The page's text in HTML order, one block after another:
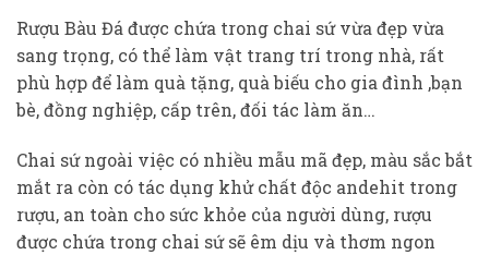
Rượu Bàu Đá được chứa trong chai sứ vừa đẹp vừa
sang trọng, có thể làm vật trang trí trong nhà, rất
phù hợp để làm quà tặng, quà biếu cho gia đình ,bạn
bè, đồng nghiệp, cấp trên, đối tác làm ăn…
Chai sứ ngoài việc có nhiều mẫu mã đẹp, màu sắc bắt
mắt ra còn có tác dụng khử chất độc andehit trong
rượu, an toàn cho sức khỏe của người dùng, rượu
được chứa trong chai sứ sẽ êm dịu và thơm ngon